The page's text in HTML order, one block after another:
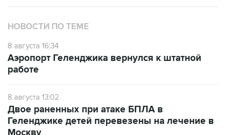
НОВОСТИ ПО ТЕМЕ
8 августа 16:34
работе
8 августа 13:02
Геленджике детей перевезены на лечение в
Москву